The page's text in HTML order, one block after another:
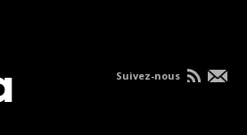
Suivez-nous